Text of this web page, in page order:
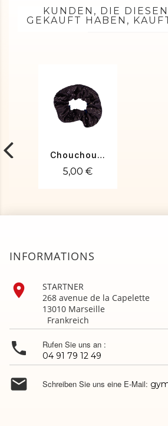
KUNDEN, DIE
GEKAUFT HABEN,
Chouchou velours noir métallisé argent
5,00 €
INFORMATIONS

STARTNER
268 avenue de la Capelette
13010 Marseille
Frankreich
 Rufen Sie uns an :
04 91 79 12 49
 Schreiben Sie uns eine E-Mail: